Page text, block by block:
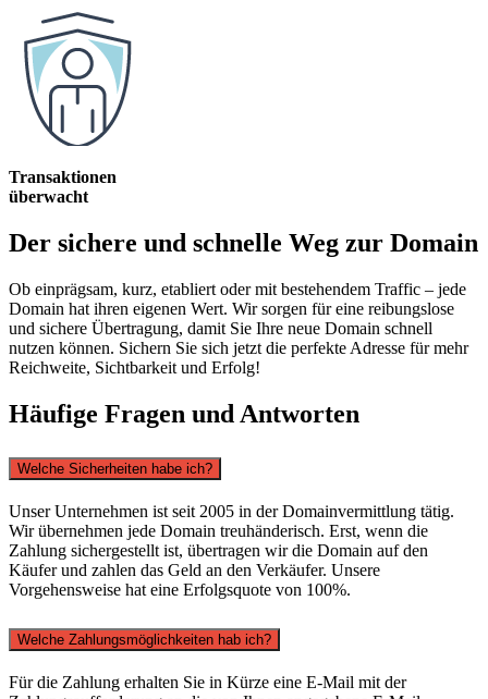
Transaktionen
überwacht
Der sichere und schnelle Weg zur Domain
Ob einprägsam, kurz, etabliert oder mit bestehendem Traffic – jede
Domain hat ihren eigenen Wert. Wir sorgen für eine reibungslose
und sichere Übertragung, damit Sie Ihre neue Domain schnell
nutzen können. Sichern Sie sich jetzt die perfekte Adresse für mehr
Reichweite, Sichtbarkeit und Erfolg!
Häufige Fragen und Antworten
Welche Sicherheiten habe ich?
Unser Unternehmen ist seit 2005 in der Domainvermittlung tätig.
Wir übernehmen jede Domain treuhänderisch. Erst, wenn die
Zahlung sichergestellt ist, übertragen wir die Domain auf den
Käufer und zahlen das Geld an den Verkäufer. Unsere
Vorgehensweise hat eine Erfolgsquote von 100%.
Welche Zahlungsmöglichkeiten hab ich?
Für die Zahlung erhalten Sie in Kürze eine E-Mail mit der